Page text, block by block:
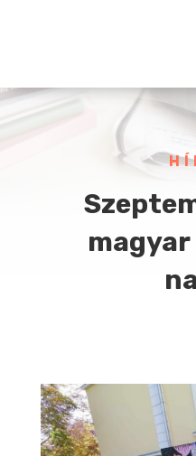
magyar